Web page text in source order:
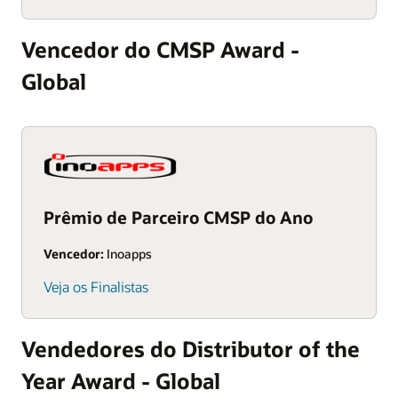
Vencedor do CMSP Award -
Global
Prêmio de Parceiro CMSP do Ano
Vencedor: Inoapps
Veja os Finalistas
Vendedores do Distributor of the
Year Award - Global